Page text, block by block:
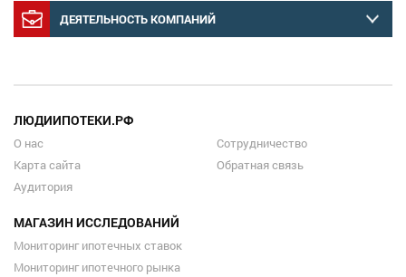
ДЕЯТЕЛЬНОСТЬ КОМПАНИЙ
ЛЮДИИПОТЕКИ.РФ
О нас
Карта сайта
Аудитория
Сотрудничество
Обратная связь
МАГАЗИН ИССЛЕДОВАНИЙ
Мониторинг ипотечных ставок
Мониторинг ипотечного рынка